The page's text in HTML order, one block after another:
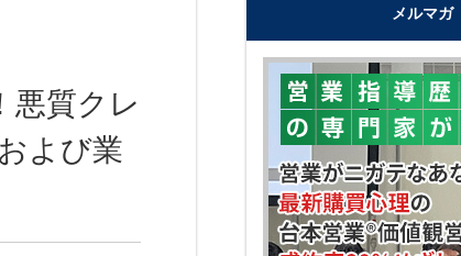
悪質クレ
よび業
メルマガ